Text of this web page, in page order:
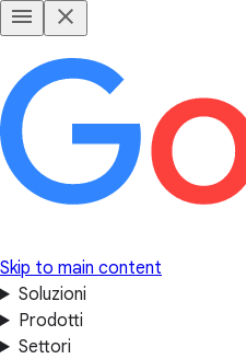
Skip to main content
Soluzioni
Prodotti
Settori